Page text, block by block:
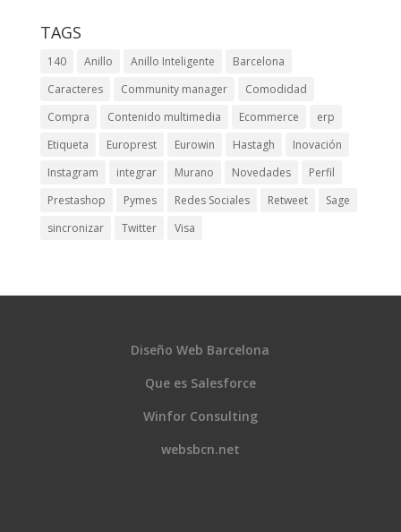
TAGS
140 Anillo Anillo Inteligente
Barcelona
Caracteres
Community manager
Comodidad
Compra
Contenido multimedia Ecommerce
erp
Etiqueta
Europrest Eurowin Hastagh
Inovación
Instagram
integrar Murano Novedades
Perfil
Prestashop
Pymes Redes Sociales Retweet
Sage
sincronizar
Twitter Visa
Diseño Web Barcelona
Que es Salesforce
Winfor Consulting
websbcn.net